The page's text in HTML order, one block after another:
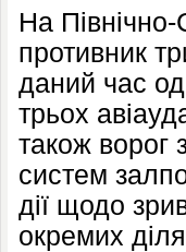
На
противник
даний час
трьох
також ворог
систем
дії щодо
окремих